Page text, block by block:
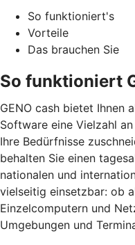
So funktioniert's
Vorteile
Das brauchen Sie
So funktioniert
GENO cash bietet Ihnen
Software eine Vielzahl
Ihre Bedürfnisse
behalten Sie einen
nationalen und
vielseitig einsetzbar: ob
Einzelcomputern und
Umgebungen und